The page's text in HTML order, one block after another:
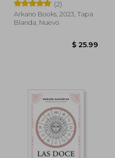
45%
dcto.
(2)
Arkano Books, 2023, Tapa
Blanda, Nuevo